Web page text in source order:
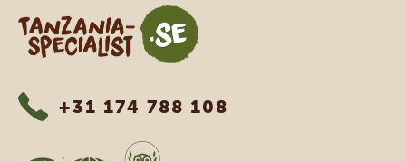
Tanzania Specialist
+31 174 788 108